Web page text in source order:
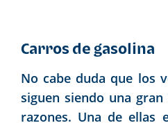
Carros de gasolina
No cabe duda que los
siguen siendo una
razones. Una de ellas